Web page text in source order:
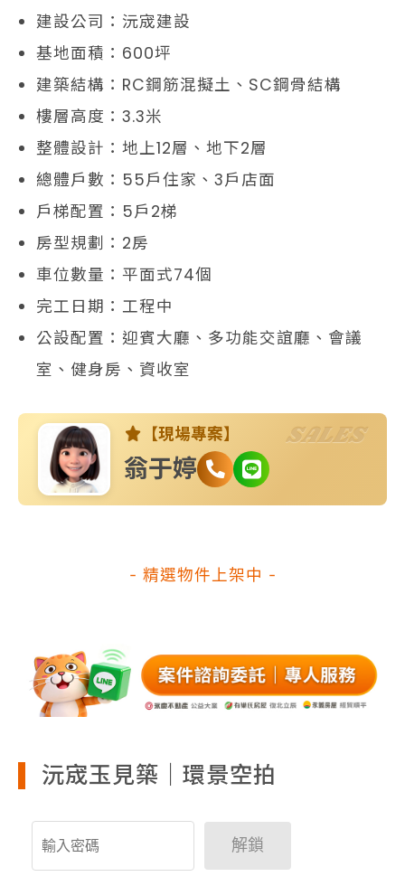
建設公司：沅宬建設
基地面積：600坪
建築結構：RC鋼筋混擬土、SC鋼骨結構
樓層高度：3.3米
整體設計：地上12層、地下2層
總體戶數：55戶住家、3戶店面
戶梯配置：5戶2梯
房型規劃：2房
車位數量：平面式74個
完工日期：工程中
公設配置：迎賓大廳、多功能交誼廳、會議
室、健身房、資收室
【現場專案】
翁于婷
SALES
- 精選物件上架中 -
沅宬玉見築｜環景空拍
解鎖